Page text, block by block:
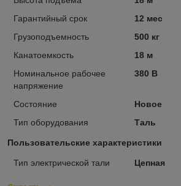
Гарантийный срок
12 мес
Грузоподъемность
500 кг
Канатоемкость
18 м
Номинальное рабочее
напряжение
380 В
Состояние
Новое
Тип оборудования
Таль
Пользовательские характеристики
Тип электрической тали Цепная